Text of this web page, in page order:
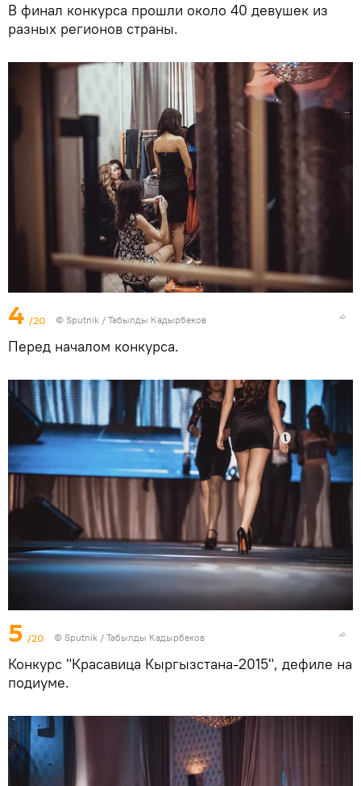
В финал конкурса прошли около 40 девушек из
разных регионов страны.
4 /20 © Sputnik / Табылды Кадырбеков
Перед началом конкурса.
5 /20 © Sputnik / Табылды Кадырбеков
Конкурс "Красавица Кыргызстана-2015", дефиле на
подиуме.